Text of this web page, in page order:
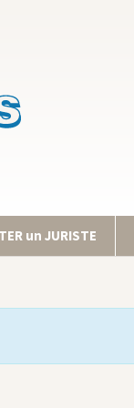
un JURISTE